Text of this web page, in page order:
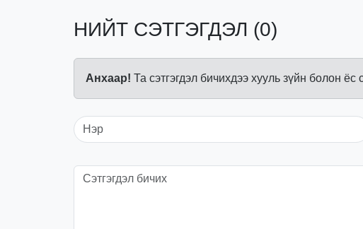
НИЙТ СЭТГЭГДЭЛ (0)
Анхаар! Та сэтгэгдэл бичихдээ хууль зүйн болон